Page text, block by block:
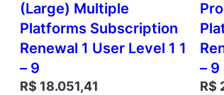
(Large) Multiple
Platforms Subscription
Renewal 1 User Level 1 1
– 9
R$ 18.051,41
– 9
R$